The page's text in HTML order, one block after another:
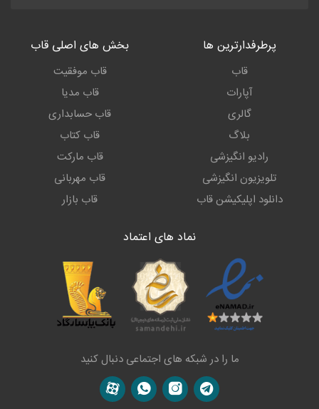
پرطرفدارترین ها
قاب
آپارات
گالری
بلاگ
رادیو انگیزشی
تلویزیون انگیزشی
دانلود اپلیکیشن قاب
بخش های اصلی قاب
قاب موفقیت
قاب مدیا
قاب حسابداری
قاب کتاب
قاب مارکت
قاب مهربانی
قاب بازار
نماد های اعتماد
ما را در شبکه های اجتماعی دنبال کنید